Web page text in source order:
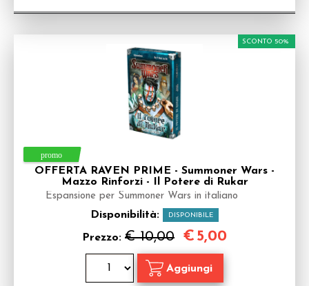
OFFERTA RAVEN PRIME - Summoner Wars -
Mazzo Rinforzi - Il Potere di Rukar
Espansione per Summoner Wars in italiano
Disponibilità: DISPONIBILE
Prezzo: € 10,00
SCONTO 50%
€ 5,00